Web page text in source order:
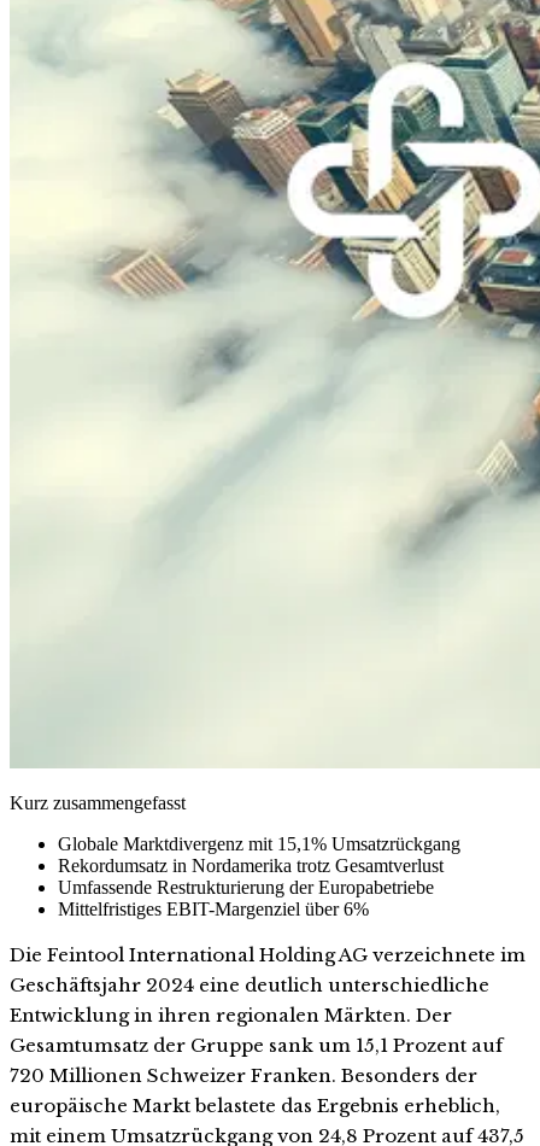
Kurz zusammengefasst
Globale Marktdivergenz mit 15,1% Umsatzrückgang
Rekordumsatz in Nordamerika trotz Gesamtverlust
Umfassende Restrukturierung der Europabetriebe
Mittelfristiges EBIT-Margenziel über 6%
Die Feintool International Holding AG verzeichnete im
Geschäftsjahr 2024 eine deutlich unterschiedliche
Entwicklung in ihren regionalen Märkten. Der
Gesamtumsatz der Gruppe sank um 15,1 Prozent auf
720 Millionen Schweizer Franken. Besonders der
europäische Markt belastete das Ergebnis erheblich,
mit einem Umsatzrückgang von 24,8 Prozent auf 437,5